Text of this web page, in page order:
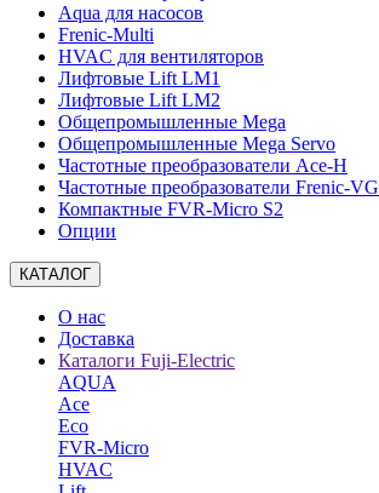
Aqua для насосов
Frenic-Multi
HVAC для вентиляторов
Лифтовые Lift LM1
Лифтовые Lift LM2
Общепромышленные Mega
Общепромышленные Mega Servo
Частотные преобразователи Ace-H
Частотные преобразователи Frenic-VG
Компактные FVR-Micro S2
Опции
КАТАЛОГ
О нас
Доставка
Каталоги Fuji-Electric
AQUA
Ace
Eco
FVR-Micro
HVAC